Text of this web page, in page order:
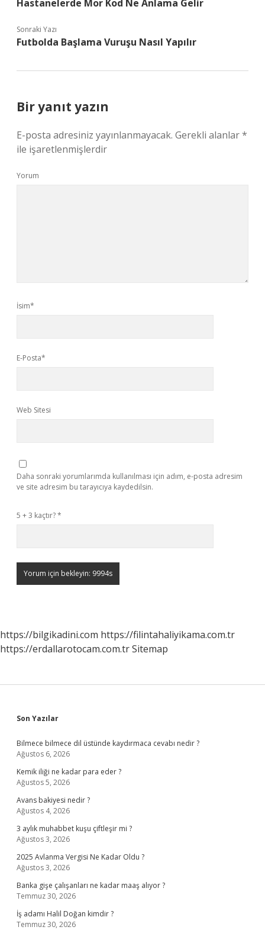
Hastanelerde Mor Kod Ne Anlama Gelir
Sonraki Yazı
Futbolda Başlama Vuruşu Nasıl Yapılır
Bir yanıt yazın
E-posta adresiniz yayınlanmayacak. Gerekli alanlar*
ile işaretlenmişlerdir
Yorum
İsim*
E-Posta*
Web Sitesi
Daha sonraki yorumlarımda kullanılması için adım, e-posta adresim
ve site adresim bu tarayıcıya kaydedilsin.
5 + 3 kaçtır?*
https://bilgikadini.com https://filintahaliyikama.com.tr
https://erdallarotocam.com.trSitemap
Sidebar
Son Yazılar
Bilmece bilmece dil üstünde kaydırmaca cevabı nedir ?
Ağustos 6, 2026
Kemik iliği ne kadar para eder ?
Ağustos 5, 2026
Avans bakiyesi nedir ?
Ağustos 4, 2026
3 aylık muhabbet kuşu çiftleşir mi ?
Ağustos 3, 2026
2025 Avlanma Vergisi Ne Kadar Oldu ?
Ağustos 3, 2026
Banka gişe çalışanları ne kadar maaş alıyor ?
Temmuz 30, 2026
İş adamı Halil Doğan kimdir ?
Temmuz 30, 2026